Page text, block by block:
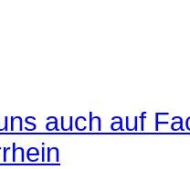
auch auf